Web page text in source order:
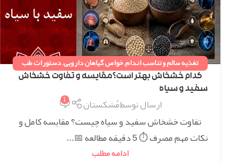
تغذیه سالم و تناسب اندام,خواص گیاهان دارویی,دستورات طب
سنتی,همه مقالات
کدام خشخاش بهتر است؟مقایسه و تفاوت خشخاش
سفید و سیاه
ارسال توسطمُشکستان 1
تفاوت خشخاش سفید و سیاه چیست؟ مقایسه کامل و
نکات مهم مصرف ⏱ 5 دقیقه مطالعه 📅...
ادامه مطلب